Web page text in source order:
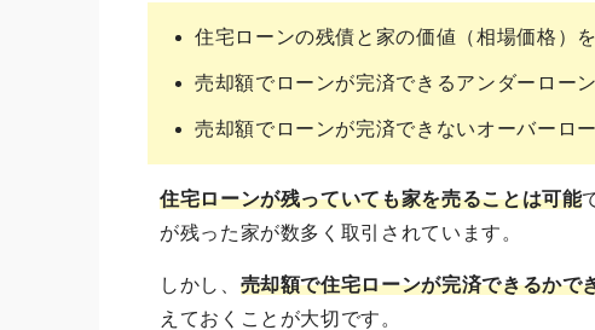
住宅ローンの残債と家の価値（相場価格）
売却額でローンが完済できるアンダーロー
売却額でローンが完済できないオーバーロ
住宅ローンが残っていても家を売ることは可能
が残った家が数多く取引されています。
しかし、 売却額で住宅ローンが完済できるかで
えておくことが大切です。